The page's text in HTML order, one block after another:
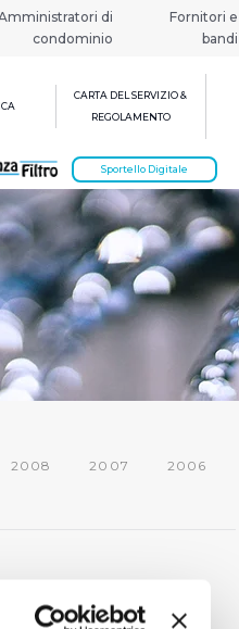
di
condominio
Fornitori e
bandi
CARTA DEL SERVIZIO &
REGOLAMENTO
Sportello Digitale
2008 2007 2006